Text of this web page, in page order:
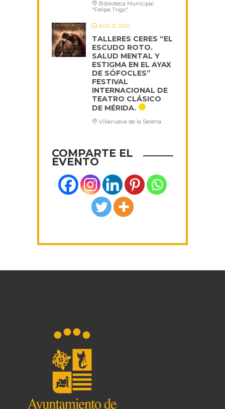
Biblioteca Municipal
"Felipe Trigo"
AGO 12 2026
TALLERES CERES “EL
ESCUDO ROTO.
SALUD MENTAL Y
ESTIGMA EN EL AYAX
DE SÓFOCLES”
FESTIVAL
INTERNACIONAL DE
TEATRO CLÁSICO
DE MÉRIDA.
Villanueva de la Serena
COMPARTE EL
EVENTO